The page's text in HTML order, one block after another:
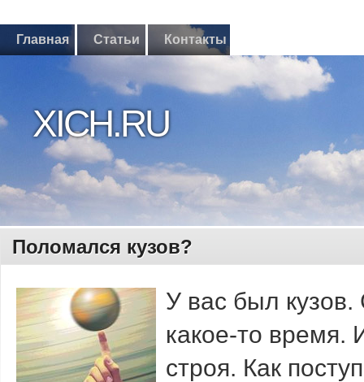
Главная Статьи Контакты
XICH.RU
Поломался кузов?
У вас был
какое-то время.
строя. Как